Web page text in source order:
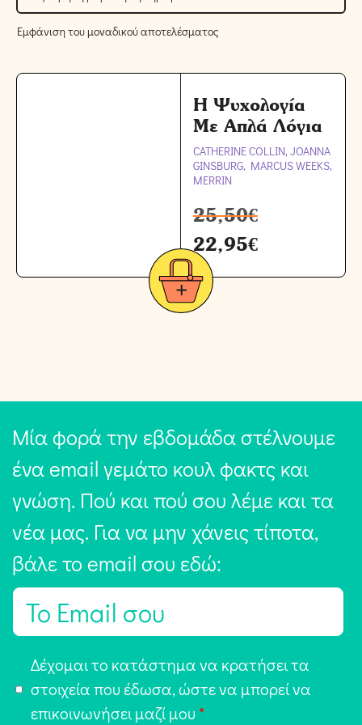
Εμφάνιση του μοναδικού αποτελέσματος
Η Ψυχολογία
Με Απλά Λόγια
CATHERINE COLLIN, JOANNA
GINSBURG, MARCUS WEEKS,
MERRIN
25,50€
22,95€
Μία φορά την εβδομάδα στέλνουμε
ένα email γεμάτο κουλ φακτς και
γνώση. Πού και πού σου λέμε και τα
νέα μας. Για να μην χάνεις τίποτα,
βάλε το email σου εδώ:
E
π
Δέχομαι το κατάστημα να κρατήσει τα
στοιχεία που έδωσα, ώστε να μπορεί να
επικοινωνήσει μαζί μου *